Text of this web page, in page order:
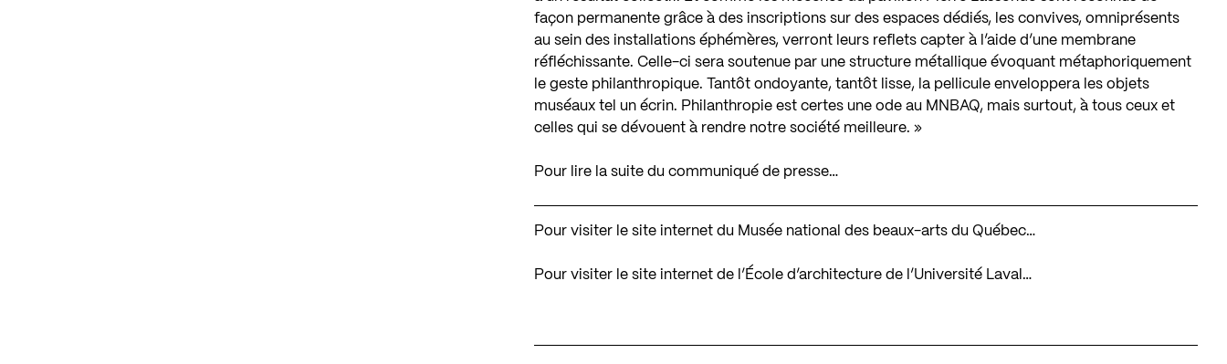
façon permanente grâce à des inscriptions sur des espaces dédiés, les convives, omniprésents
au sein des installations éphémères, verront leurs reflets capter à l’aide d’une membrane
réfléchissante. Celle-ci sera soutenue par une structure métallique évoquant métaphoriquement
le geste philanthropique. Tantôt ondoyante, tantôt lisse, la pellicule enveloppera les objets
muséaux tel un écrin. Philanthropie est certes une ode au MNBAQ, mais surtout, à tous ceux et
celles qui se dévouent à rendre notre société meilleure. »
Pour lire la suite du communiqué de presse…
Pour visiter le site internet du Musée national des beaux-arts du Québec…
Pour visiter le site internet de l’École d’architecture de l’Université Laval…